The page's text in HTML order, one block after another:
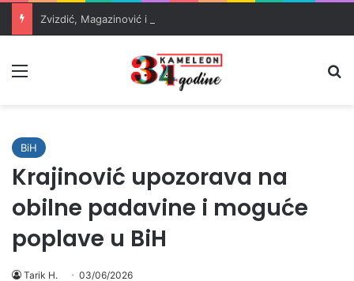
BiH
Krajinović upozorava na
obilne padavine i moguće
poplave u BiH
Tarik H. 03/06/2026